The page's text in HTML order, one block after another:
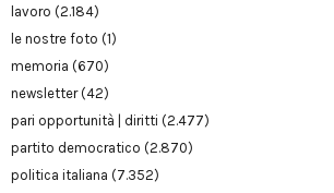
lavoro (2.184)
le nostre foto (1)
memoria (670)
newsletter(42)
pari opportunità | diritti (2.477)
partito democratico (2.870)
politica italiana (7.352)